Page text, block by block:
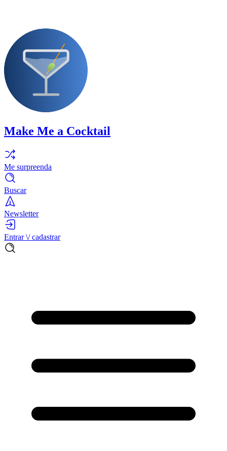
Make Me a Cocktail
Me surpreenda
Buscar
Newsletter
Entrar \/ cadastrar